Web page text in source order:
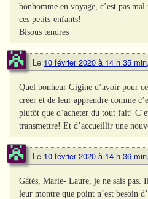
bonhomme en voyage, c’est pas
ces petits-enfants!
Bisous tendres
Le 10 février 2020 à 14 h 35 min,
Quel bonheur Gigine d’avoir pour
créer et de leur apprendre comme
plutôt que d’acheter du tout fait!
transmettre! Et d’accueillir une
Le 10 février 2020 à 14 h 36 min,
Gâtés, Marie- Laure, je ne sais pas.
leur montre que point n’est besoin